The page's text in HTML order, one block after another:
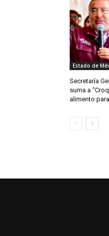
Estado de
Secretaría
suma a
alimento